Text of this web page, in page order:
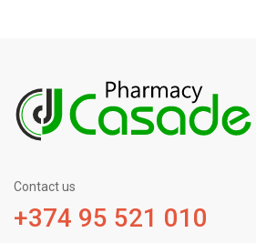
Contact us
+374 95 521 010